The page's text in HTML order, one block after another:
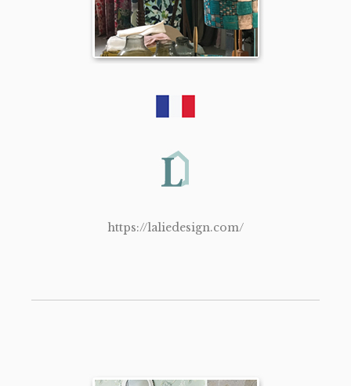
https://laliedesign.com/